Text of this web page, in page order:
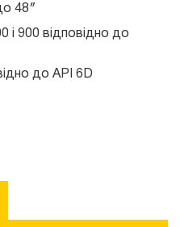
48″
і 900 відповідно до
до API 6D